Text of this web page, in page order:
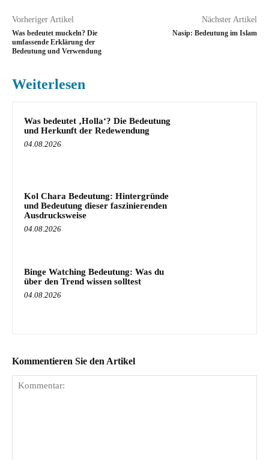
Vorheriger Artikel
Was bedeutet muckeln? Die
umfassende Erklärung der
Bedeutung und Verwendung
Nächster Artikel
Nasip: Bedeutung im Islam
Weiterlesen
Was bedeutet ‚Holla‘? Die Bedeutung
und Herkunft der Redewendung
04.08.2026
Kol Chara Bedeutung: Hintergründe
und Bedeutung dieser faszinierenden
Ausdrucksweise
04.08.2026
Binge Watching Bedeutung: Was du
über den Trend wissen solltest
04.08.2026
Kommentieren Sie den Artikel